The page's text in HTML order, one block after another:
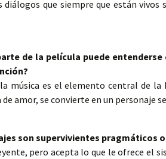
diálogos que siempre que están
de la película puede
música es el elemento central de
amor, se convierte en un personaje
son supervivientes pragmáticos
pero acepta lo que le ofrece el